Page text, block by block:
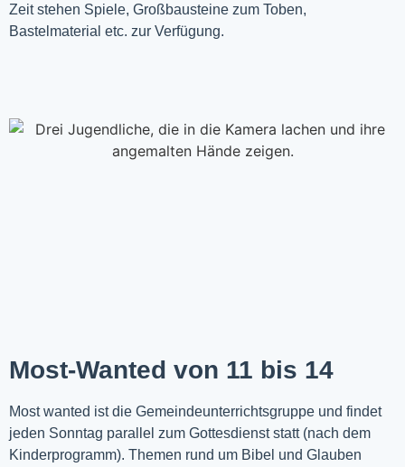
Zeit stehen Spiele, Großbausteine zum Toben,
Bastelmaterial etc. zur Verfügung.
Most-Wanted von 11 bis 14
Most wanted ist die Gemeindeunterrichtsgruppe und findet
jeden Sonntag parallel zum Gottesdienst statt (nach dem
Kinderprogramm). Themen rund um Bibel und Glauben